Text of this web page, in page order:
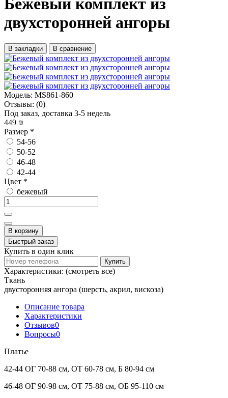
Бежевый комплект из
двухсторонней ангоры
В закладки В сравнение
Модель: MS861-860
Отзывы: (0)
Под заказ, доставка 3-5 недель
449 ₪
Размер *
54-56
50-52
46-48
42-44
Цвет *
бежевый
В корзину
Быстрый заказ
Купить в один клик
Купить
Характеристики: (смотреть все)
Ткань
двусторонняя ангора (шерсть, акрил, вискоза)
Описание товара
Характеристики
Отзывов0
Вопросы0
Платье
42-44 ОГ 70-88 см, ОТ 60-78 см, Б 80-94 см
46-48 ОГ 90-98 см, ОТ 75-88 см, ОБ 95-110 см